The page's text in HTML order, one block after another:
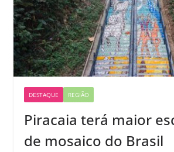
DESTAQUE REGIÃO
Piracaia terá maior
de mosaico do Brasil